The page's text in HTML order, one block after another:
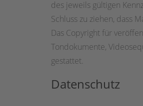
des jeweils gültigen
Schluss zu ziehen, dass
Das Copyright für
Tondokumente,
gestattet.
Datenschutz